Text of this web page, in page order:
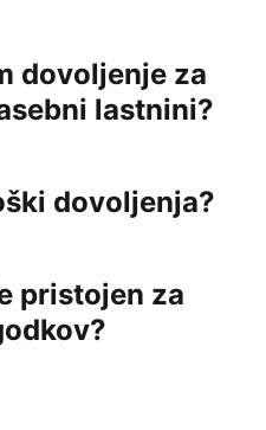
dovoljenje za
lastnini?
dovoljenja?
pristojen za